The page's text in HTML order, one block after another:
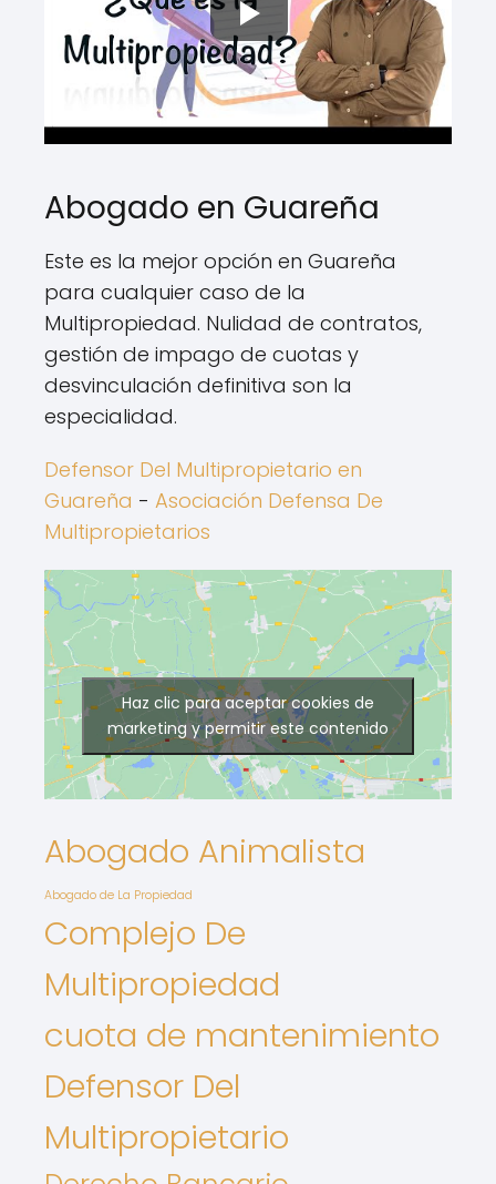
Abogado en Guareña
Este es la mejor opción en Guareña
para cualquier caso de la
Multipropiedad. Nulidad de contratos,
gestión de impago de cuotas y
desvinculación definitiva son la
especialidad.
Defensor Del Multipropietario en
Guareña - Asociación Defensa De
Multipropietarios
Haz clic para aceptar cookies de
marketing y permitir este contenido
Abogado Animalista
Abogado de La Propiedad
Complejo De
Multipropiedad
cuota de mantenimiento
Defensor Del
Multipropietario